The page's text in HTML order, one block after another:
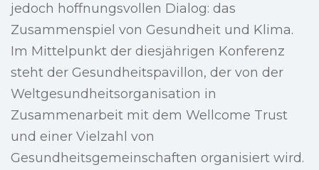
jedoch hoffnungsvollen Dialog: das
Zusammenspiel von Gesundheit und Klima.
Im Mittelpunkt der diesjährigen Konferenz
steht der Gesundheitspavillon, der von der
Weltgesundheitsorganisation in
Zusammenarbeit mit dem Wellcome Trust
und einer Vielzahl von
Gesundheitsgemeinschaften organisiert wird.